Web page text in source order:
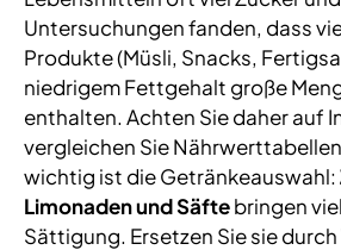
Untersuchungen fanden, dass
Produkte (Müsli, Snacks,
niedrigem Fettgehalt große
enthalten. Achten Sie daher auf
vergleichen Sie
wichtig ist die Getränkeauswahl:
Limonaden und Säftebringen
Sättigung. Ersetzen Sie sie durch